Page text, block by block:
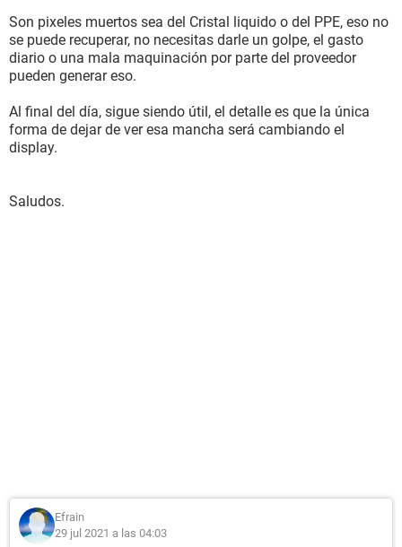
Son pixeles muertos sea del Cristal liquido o del PPE, eso no
se puede recuperar, no necesitas darle un golpe, el gasto
diario o una mala maquinación por parte del proveedor
pueden generar eso.
Al final del día, sigue siendo útil, el detalle es que la única
forma de dejar de ver esa mancha será cambiando el
display.
Saludos.
Efrain
29 jul 2021 a las 04:03